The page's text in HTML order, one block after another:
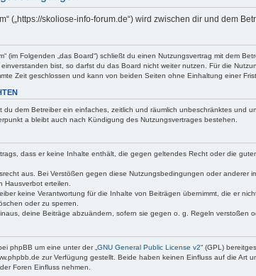
(„https://skoliose-info-forum.de“) wird zwischen dir und dem
(im Folgenden „das Board“) schließt du einen Nutzungsvertrag mit dem
bist, so darfst du das Board nicht weiter nutzen. Für die
Zeit geschlossen und kann von beiden Seiten ohne Einhaltung einer
du dem Betreiber ein einfaches, zeitlich und räumlich unbeschränktes und
a bleibt auch nach Kündigung des Nutzungsvertrages bestehen.
dass er keine Inhalte enthält, die gegen geltendes Recht oder die
aus. Bei Verstößen gegen diese Nutzungsbedingungen oder
Hausverbot erteilen.
keine Verantwortung für die Inhalte von Beiträgen übernimmt, die er
oder zu sperren.
deine Beiträge abzuändern, sofern sie gegen o. g. Regeln verstoßen
phpBB um eine unter der „ GNU General Public License v2“ (GPL)
zur Verfügung gestellt. Beide haben keinen Einfluss auf die
Foren Einfluss nehmen.